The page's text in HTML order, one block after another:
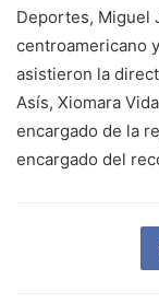
Deportes, Miguel
centroamericano
asistieron la
Asís, Xiomara
encargado de la
encargado del